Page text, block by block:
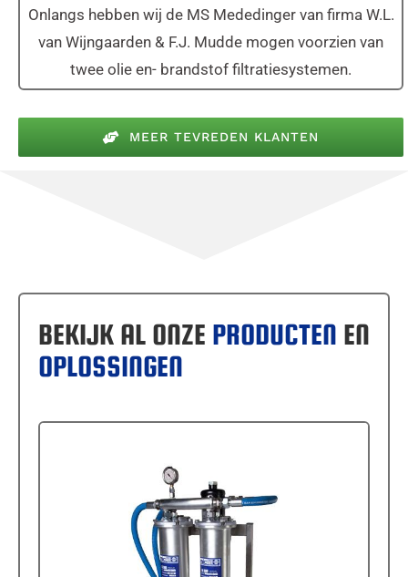
Onlangs hebben wij de MS Mededinger van firma W.L.
van Wijngaarden & F.J. Mudde mogen voorzien van
twee olie en- brandstof filtratiesystemen.
MEER TEVREDEN KLANTEN
BEKIJK AL ONZE PRODUCTEN EN
OPLOSSINGEN